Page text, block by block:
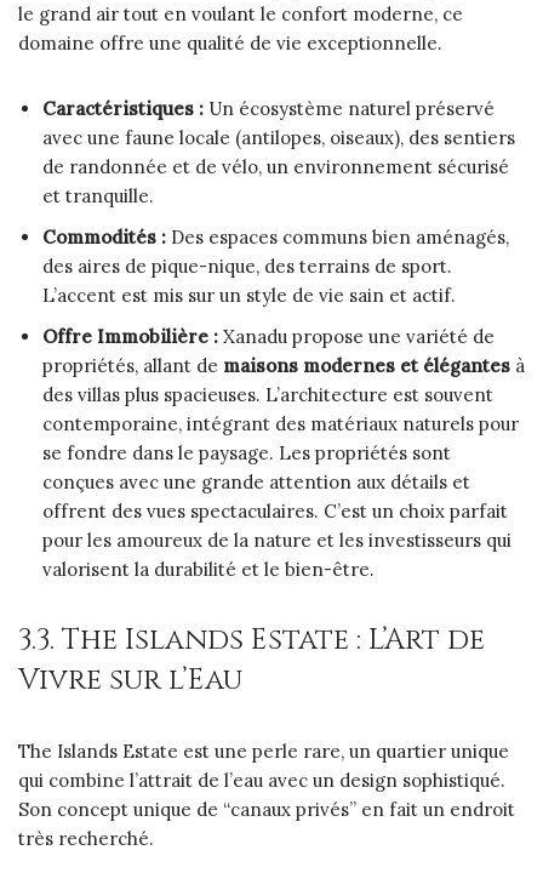
le grand air tout en voulant le confort moderne, ce
domaine offre une qualité de vie exceptionnelle.
Caractéristiques : Un écosystème naturel préservé
avec une faune locale (antilopes, oiseaux), des sentiers
de randonnée et de vélo, un environnement sécurisé
et tranquille.
Commodités : Des espaces communs bien aménagés,
des aires de pique-nique, des terrains de sport.
L’accent est mis sur un style de vie sain et actif.
Offre Immobilière : Xanadu propose une variété de
propriétés, allant de maisons modernes et élégantes à
des villas plus spacieuses. L’architecture est souvent
contemporaine, intégrant des matériaux naturels pour
se fondre dans le paysage. Les propriétés sont
conçues avec une grande attention aux détails et
offrent des vues spectaculaires. C’est un choix parfait
pour les amoureux de la nature et les investisseurs qui
valorisent la durabilité et le bien-être.
3.3. The Islands Estate : L’Art de
Vivre sur l’Eau
The Islands Estate est une perle rare, un quartier unique
qui combine l’attrait de l’eau avec un design sophistiqué.
Son concept unique de “canaux privés” en fait un endroit
très recherché.